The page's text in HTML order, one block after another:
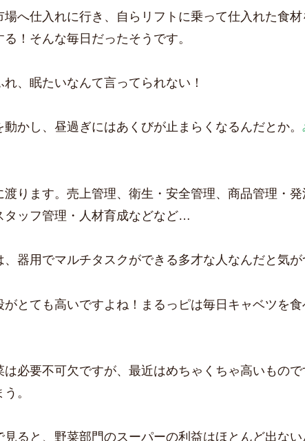
へ仕入れに行き、自らリフトに乗って仕入れた食
！そんな毎日だったそうです。
、眠たいなんて言ってられない！
かし、昼過ぎにはあくびが止まらくなるんだとか。
渡ります。売上管理、衛生・安全管理、商品管理・
タッフ管理・人材育成などなど…
器用でマルチタスクができる多才な人なんだと気が
とても高いですよね！まるっピは毎日キャベツを食
必要不可欠ですが、最近はめちゃくちゃ高いもの
。
ると、野菜部門のスーパーの利益はほとんど出ない